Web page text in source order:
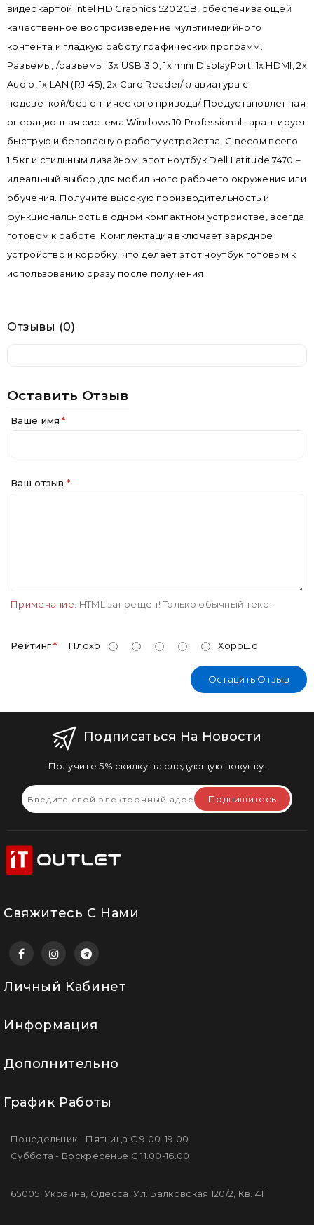
видеокартой Intel HD Graphics 520 2GB, обеспечивающей
качественное воспроизведение мультимедийного
контента и гладкую работу графических программ.
Разъемы, /разъемы: 3x USB 3.0, 1x mini DisplayPort, 1x HDMI, 2x
Audio, 1x LAN (RJ-45), 2x Card Reader/клавиатура с
подсветкой/без оптического привода/ Предустановленная
операционная система Windows 10 Professional гарантирует
быструю и безопасную работу устройства. С весом всего
1,5 кг и стильным дизайном, этот ноутбук Dell Latitude 7470 –
идеальный выбор для мобильного рабочего окружения или
обучения. Получите высокую производительность и
функциональность в одном компактном устройстве, всегда
готовом к работе. Комплектация включает зарядное
устройство и коробку, что делает этот ноутбук готовым к
использованию сразу после получения.
Отзывы (0)
Оставить Отзыв
Ваше имя
Ваш отзыв
Примечание: HTML запрещен! Только обычный текст
Рейтинг Плохо Хорошо
Оставить Отзыв
Подписаться На Новости
Получите 5% скидку на следующую покупку.
Подпишитесь
Свяжитесь С Нами
Личный Кабинет
Информация
Дополнительно
График Работы
Понедельник - Пятница С 9.00-19.00
Суббота - Воскресенье С 11.00-16.00
65005, Украина, Одесса, Ул. Балковская 120/2, Кв. 411